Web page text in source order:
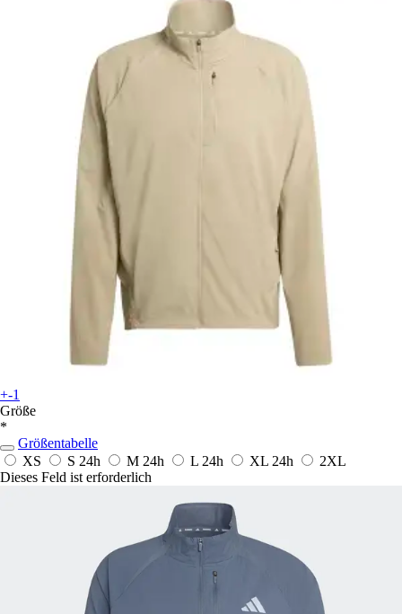
+-1
Größe
*
Größentabelle
XS
S 24h M 24h L 24h XL 24h
2XL
Dieses Feld ist erforderlich